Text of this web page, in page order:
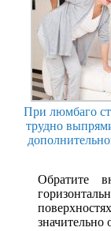
При люмбаго
трудно
Обратите
значительно